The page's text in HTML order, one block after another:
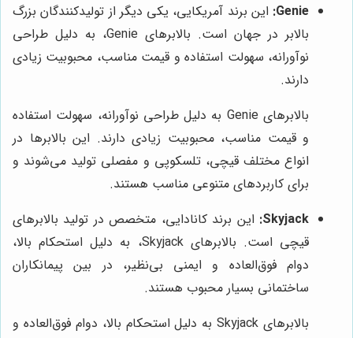
Genie: این برند آمریکایی، یکی دیگر از تولیدکنندگان بزرگ
بالابر در جهان است. بالابرهای Genie، به دلیل طراحی
نوآورانه، سهولت استفاده و قیمت مناسب، محبوبیت زیادی
دارند.
بالابرهای Genie به دلیل طراحی نوآورانه، سهولت استفاده
و قیمت مناسب، محبوبیت زیادی دارند. این بالابرها در
انواع مختلف قیچی، تلسکوپی و مفصلی تولید می‌شوند و
برای کاربردهای متنوعی مناسب هستند.
Skyjack: این برند کانادایی، متخصص در تولید بالابرهای
قیچی است. بالابرهای Skyjack، به دلیل استحکام بالا،
دوام فوق‌العاده و ایمنی بی‌نظیر، در بین پیمانکاران
ساختمانی بسیار محبوب هستند.
بالابرهای Skyjack به دلیل استحکام بالا، دوام فوق‌العاده و